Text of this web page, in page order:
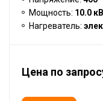
Мощность: 10.0
Нагреватель:
Цена по